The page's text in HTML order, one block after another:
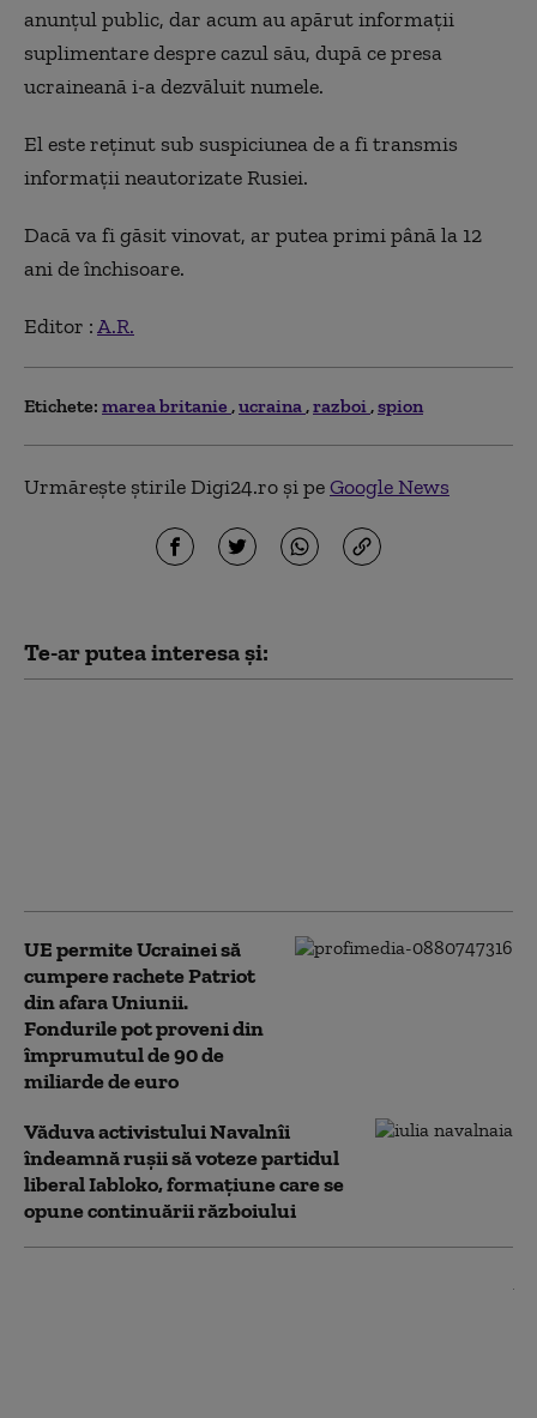
anunţul public, dar acum au apărut informaţii
suplimentare despre cazul său, după ce presa
ucraineană i-a dezvăluit numele.
El este reţinut sub suspiciunea de a fi transmis
informaţii neautorizate Rusiei.
Dacă va fi găsit vinovat, ar putea primi până la 12
ani de închisoare.
Editor :A.R.
Etichete: marea britanie ucraina razboi spion
Urmărește știrile Digi24.ro și peGoogle News
Te-ar putea interesa și:
UE permite Ucrainei să
cumpere rachete Patriot
din afara Uniunii.
Fondurile pot proveni din
împrumutul de 90 de
miliarde de euro
Văduva activistului Navalnîi
îndeamnă ruşii să voteze partidul
liberal Iabloko, formațiune care se
opune continuării războiului